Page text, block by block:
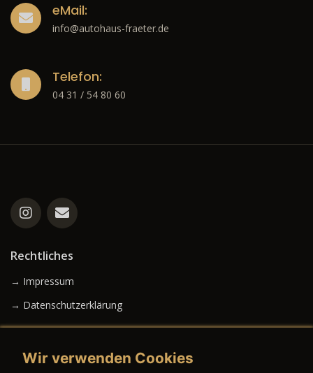
eMail:
info@autohaus-fraeter.de
Telefon:
04 31 / 54 80 60
Rechtliches
→ Impressum
→ Datenschutzerklärung
Wir verwenden Cookies